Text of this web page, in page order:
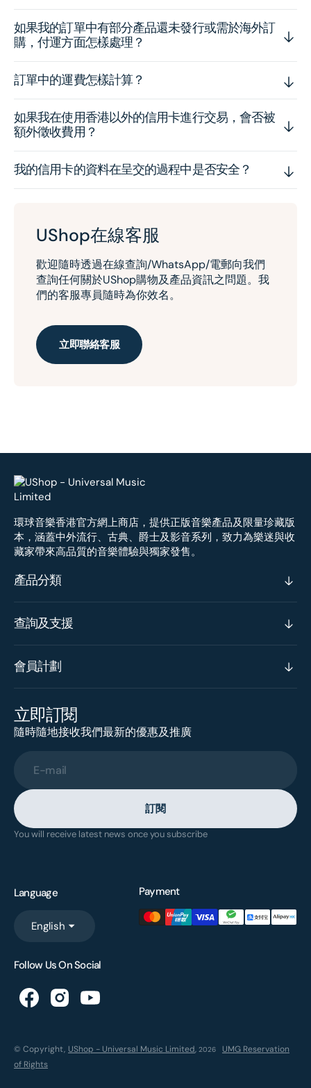
如果我的訂單中有部分產品還未發行或需於海外訂
購，付運方面怎樣處理？
訂單中的運費怎樣計算？
如果我在使用香港以外的信用卡進行交易，會否被
額外徵收費用？
我的信用卡的資料在呈交的過程中是否安全？
UShop在線客服
歡迎隨時透過在線查詢/WhatsApp/電郵向我們
查詢任何關於UShop購物及產品資訊之問題。我
們的客服專員隨時為你效名。
立即聯絡客服
環球音樂香港官方網上商店，提供正版音樂產品及限量珍藏版
本，涵蓋中外流行、古典、爵士及影音系列，致力為樂迷與收
藏家帶來高品質的音樂體驗與獨家發售。
產品分類
查詢及支援
會員計劃
立即訂閱
隨時隨地接收我們最新的優惠及推廣
E-mail
訂閱
You will receive latest news once you subscribe
Language
English
Payment
Follow Us On Social
© Copyright, UShop - Universal Music Limited, 2026
UMG Reservation
of Rights